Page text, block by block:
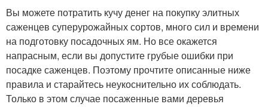
Вы можете потратить кучу денег на покупку элитных
саженцев суперурожайных сортов, много сил и времени
на подготовку посадочных ям. Но все окажется
напрасным, если вы допустите грубые ошибки при
посадке саженцев. Поэтому прочтите описанные ниже
правила и старайтесь неукоснительно их соблюдать.
Только в этом случае посаженные вами деревья